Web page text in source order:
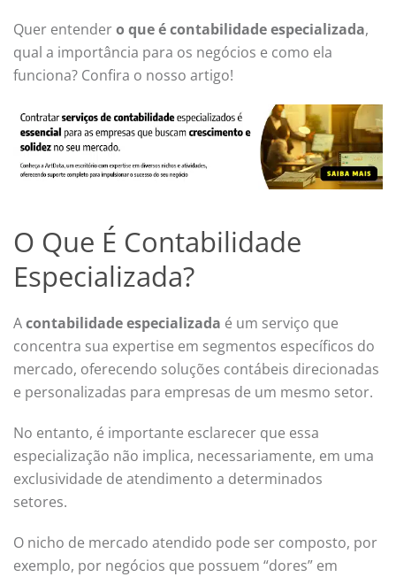
Quer entendero que é contabilidade especializada,
qual a importância para os negócios e como ela
funciona? Confira o nosso artigo!
O Que É Contabilidade
Especializada?
Acontabilidade especializada é um serviço que
concentra sua expertise em segmentos específicos do
mercado, oferecendo soluções contábeis direcionadas
e personalizadas para empresas de um mesmo setor.
No entanto, é importante esclarecer que essa
especialização não implica, necessariamente, em uma
exclusividade de atendimento a determinados
setores.
O nicho de mercado atendido pode ser composto, por
exemplo, por negócios que possuem “dores” em